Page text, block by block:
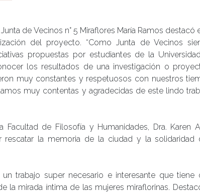
de Vecinos n° 5 Miraflores María Ramos
del proyecto. “Como Junta de Vecinos
propuestas por estudiantes de la
los resultados de una investigación o
muy constantes y respetuosos con nuestros
muy contentas y agradecidas de este lindo
Facultad de Filosofía y Humanidades, Dra. Karen
rescatar la memoria de la ciudad y la solidaridad
trabajo super necesario e interesante que tiene
la mirada íntima de las mujeres miraflorinas.